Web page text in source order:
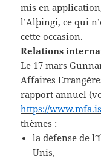
mis en
l’Alþingi, ce qui
cette occasion.
Relations
Le 17 mars
Affaires
rapport annuel
https://
thèmes :
la défense de
Unis,